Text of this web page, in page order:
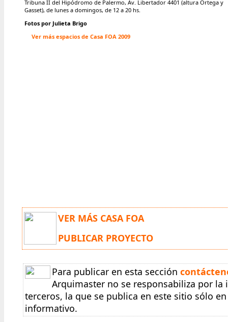
Tribuna II del Hipódromo de Palermo, Av. Libertador 4401 (altura Ortega y
Gasset), de lunes a domingos, de 12 a 20 hs.
Fotos por Julieta Brigo
Ver más espacios de Casa FOA 2009
VER MÁS CASA FOA
PUBLICAR PROYECTO
Para publicar en esta sección
Arquimaster no se responsabiliza por
terceros, la que se publica en este sitio sólo
informativo.